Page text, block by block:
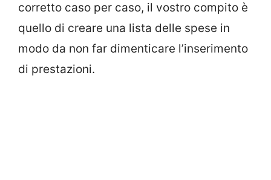
corretto caso per caso, il vostro compito è
quello di creare una lista delle spese in
modo da non far dimenticare l’inserimento
di prestazioni.